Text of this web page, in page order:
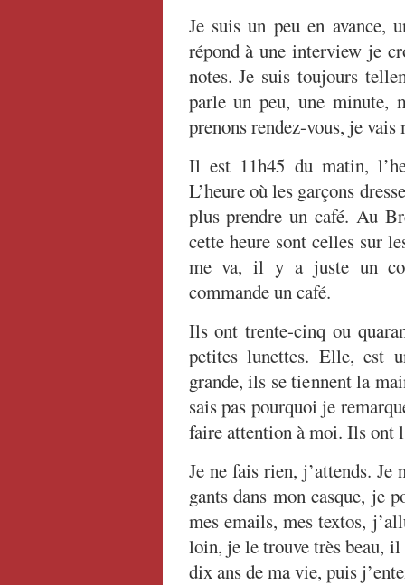
Je suis un peu en
répond à une interview je
notes. Je suis toujours
parle un peu, une minute,
prenons rendez-vous, je vais
Il est 11h45 du matin,
L’heure où les garçons
plus prendre un café. Au
cette heure sont celles sur
me va, il y a juste un
commande un café.
Ils ont trente-cinq ou
petites lunettes. Elle, est
grande, ils se tiennent la
sais pas pourquoi je
faire attention à moi. Ils ont
Je ne fais rien, j’attends. Je
gants dans mon casque, je
mes emails, mes textos,
loin, je le trouve très beau,
dix ans de ma vie, puis